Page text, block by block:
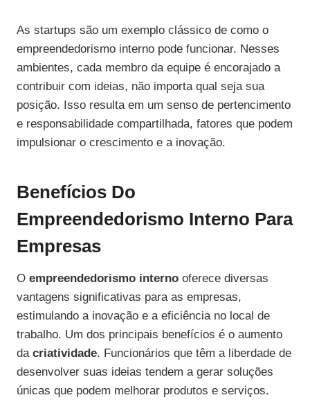
As startups são um exemplo clássico de como o
empreendedorismo interno pode funcionar. Nesses
ambientes, cada membro da equipe é encorajado a
contribuir com ideias, não importa qual seja sua
posição. Isso resulta em um senso de pertencimento
e responsabilidade compartilhada, fatores que podem
impulsionar o crescimento e a inovação.
Benefícios Do
Empreendedorismo Interno Para
Empresas
O empreendedorismo interno oferece diversas
vantagens significativas para as empresas,
estimulando a inovação e a eficiência no local de
trabalho. Um dos principais benefícios é o aumento
da criatividade. Funcionários que têm a liberdade de
desenvolver suas ideias tendem a gerar soluções
únicas que podem melhorar produtos e serviços.